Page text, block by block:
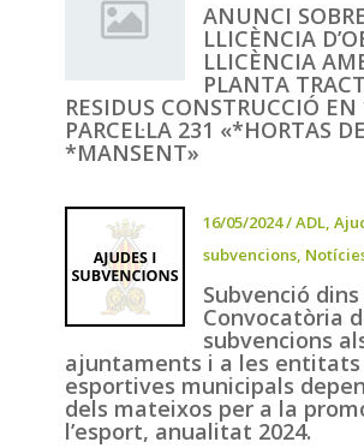
ANUNCI
LLICÈNCIA
LLICÈNCIA
PLANTA
RESIDUS CONSTRUCCIÓ
PARCEL·LA 231 «*HORTAS
*MANSENT»
16/05/2024/ADL,
subvencions,
Subvenció
Convocatòria
subvencions
ajuntaments i a les entitats
esportives municipals
dels mateixos per a la
l’esport, anualitat 2024.